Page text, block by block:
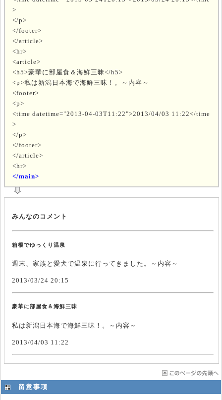
>
</p>
</footer>
</article>
<hr>
<article>
<h5>豪華に部屋食＆海鮮三昧</h5>
<p>私は新潟日本海で海鮮三昧！。～内容～
<footer>
<p>
<time datetime="2013-04-03T11:22">2013/04/03 11:22</time
>
</p>
</footer>
</article>
<hr>
</main>
みんなのコメント
箱根でゆっくり温泉
週末、家族と愛犬で温泉に行ってきました。～内容～
2013/03/24 20:15
豪華に部屋食＆海鮮三昧
私は新潟日本海で海鮮三昧！。～内容～
2013/04/03 11:22
留意事項